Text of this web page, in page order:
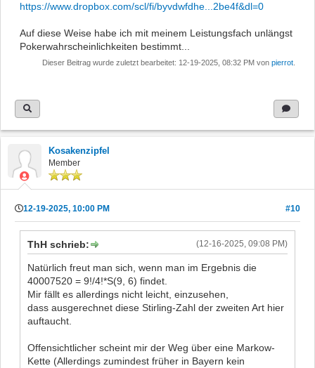
https://www.dropbox.com/scl/fi/byvdwfdhe...2be4f&dl=0
Auf diese Weise habe ich mit meinem Leistungsfach unlängst
Pokerwahrscheinlichkeiten bestimmt...
Dieser Beitrag wurde zuletzt bearbeitet: 12-19-2025, 08:32 PM von pierrot
Kosakenzipfel
Member
12-19-2025, 10:00 PM #10
(12-16-2025, 09:08 PM)
ThH schrieb:
Natürlich freut man sich, wenn man im Ergebnis die
40007520 = 9!/4!*S(9, 6) findet.
Mir fällt es allerdings nicht leicht, einzusehen,
dass ausgerechnet diese Stirling-Zahl der zweiten Art hier
auftaucht.
Offensichtlicher scheint mir der Weg über eine Markow-
Kette (Allerdings zumindest früher in Bayern kein